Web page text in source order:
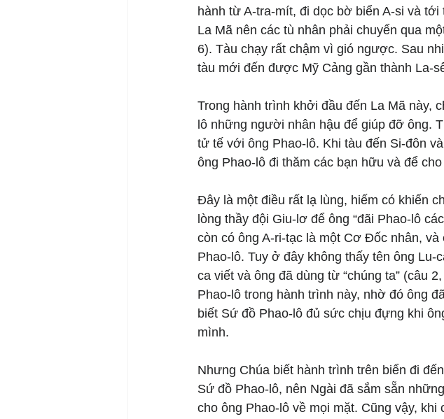
hành từ A-tra-mít, đi dọc bờ biển A-si và
La Mã nên các tù nhân phải chuyển qua
6). Tàu chạy rất chậm vì gió ngược. Sau
tàu mới đến được Mỹ Cảng gần thành La-
Trong hành trình khởi đầu đến La Mã này,
lô những người nhân hậu để giúp đỡ ông.
tử tế với ông Phao-lô. Khi tàu đến Si-đôn
ông Phao-lô đi thăm các bạn hữu và để
Đây là một điều rất lạ lùng, hiếm có khiến
lòng thầy đội Giu-lơ để ông “đãi Phao-lô
còn có ông A-ri-tạc là một Cơ Đốc nhân,
Phao-lô. Tuy ở đây không thấy tên ông
ca viết và ông đã dùng từ “chúng ta” (câu
Phao-lô trong hành trình này, nhờ đó ông
biết Sứ đồ Phao-lô đủ sức chịu đựng khi
mình.
Nhưng Chúa biết hành trình trên biển đi
Sứ đồ Phao-lô, nên Ngài đã sắm sẵn
cho ông Phao-lô về mọi mặt. Cũng vậy,